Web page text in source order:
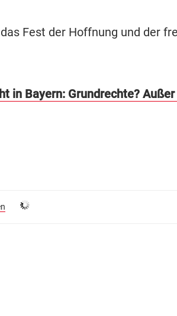
Fest der Hoffnung und der
in Bayern: Grundrechte?